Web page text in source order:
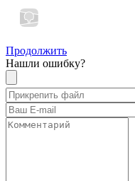
Продолжить
Нашли ошибку?